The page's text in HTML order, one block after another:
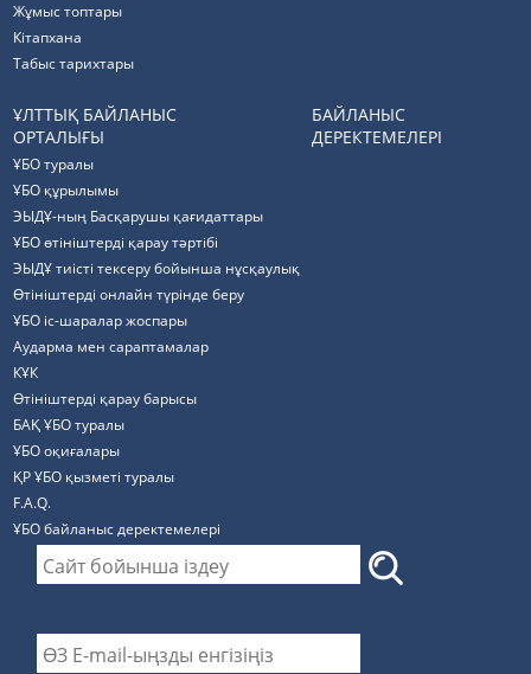
Жұмыс топтары
Кітапхана
Табыс тарихтары
ҰЛТТЫҚ БАЙЛАНЫС
ОРТАЛЫҒЫ
ҰБО туралы
ҰБО құрылымы
ЭЫДҰ-ның Басқарушы қағидаттары
ҰБО өтініштерді қарау тәртібі
ЭЫДҰ тиісті тексеру бойынша нұсқаулық
Өтініштерді онлайн түрінде беру
ҰБО іс-шаралар жоспары
Аударма мен сараптамалар
КҰК
Өтініштерді қарау барысы
БАҚ ҰБО туралы
ҰБО оқиғалары
ҚР ҰБО қызметі туралы
F.A.Q.
ҰБО байланыс деректемелерi
БАЙЛАНЫС
ДЕРЕКТЕМЕЛЕРІ